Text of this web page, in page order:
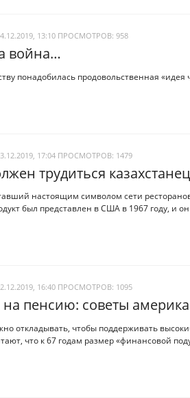
13:10 ПРОСМОТРОВ: 958
война…
понадобилась продовольственная «идея
17:04 ПРОСМОТРОВ: 1479
трудиться
настоящим символом сети
был представлен в США в 1967 году, и
16:40 ПРОСМОТРОВ: 1095
на пенсию: советы
откладывать, чтобы поддерживать
что к 67 годам размер «финансовой